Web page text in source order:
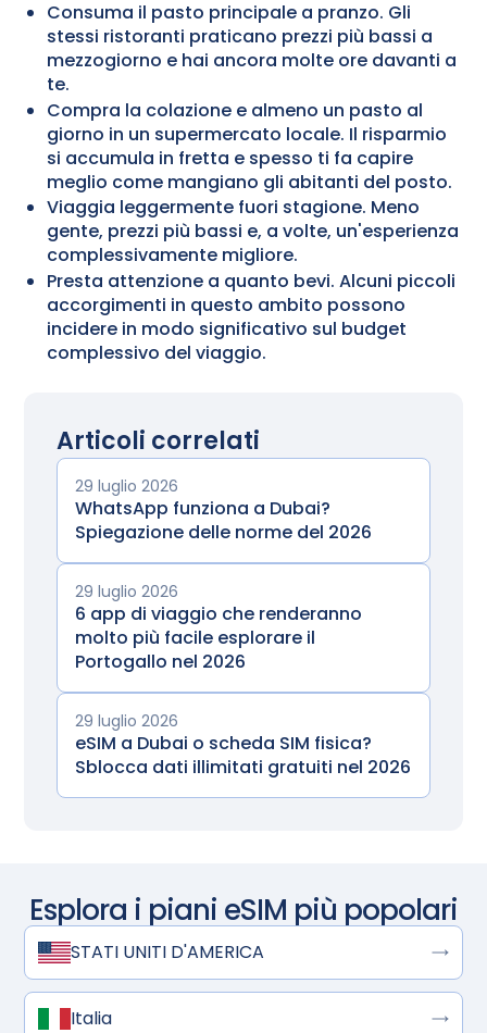
Consuma il pasto principale a pranzo. Gli
stessi ristoranti praticano prezzi più bassi a
mezzogiorno e hai ancora molte ore davanti a
te.
Compra la colazione e almeno un pasto al
giorno in un supermercato locale. Il risparmio
si accumula in fretta e spesso ti fa capire
meglio come mangiano gli abitanti del posto.
Viaggia leggermente fuori stagione. Meno
gente, prezzi più bassi e, a volte, un'esperienza
complessivamente migliore.
Presta attenzione a quanto bevi. Alcuni piccoli
accorgimenti in questo ambito possono
incidere in modo significativo sul budget
complessivo del viaggio.
Articoli correlati
29 luglio 2026
WhatsApp funziona a Dubai?
Spiegazione delle norme del 2026
29 luglio 2026
6 app di viaggio che renderanno
molto più facile esplorare il
Portogallo nel 2026
29 luglio 2026
eSIM a Dubai o scheda SIM fisica?
Sblocca dati illimitati gratuiti nel 2026
Esplora i piani eSIM più popolari
STATI UNITI D'AMERICA
Italia